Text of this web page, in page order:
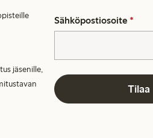
jäsenille,
Sähköpostiosoite *
Tilaa